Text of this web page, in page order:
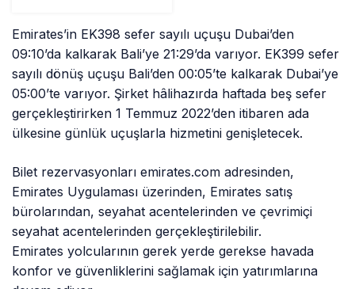
Emirates’in EK398 sefer sayılı uçuşu Dubai’den
09:10’da kalkarak Bali’ye 21:29’da varıyor. EK399 sefer
sayılı dönüş uçuşu Bali’den 00:05’te kalkarak Dubai’ye
05:00’te varıyor. Şirket hâlihazırda haftada beş sefer
gerçekleştirirken 1 Temmuz 2022’den itibaren ada
ülkesine günlük uçuşlarla hizmetini genişletecek.
Bilet rezervasyonları emirates.com adresinden,
Emirates Uygulaması üzerinden, Emirates satış
bürolarından, seyahat acentelerinden ve çevrimiçi
seyahat acentelerinden gerçekleştirilebilir.
Emirates yolcularının gerek yerde gerekse havada
konfor ve güvenliklerini sağlamak için yatırımlarına